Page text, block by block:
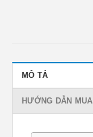
MÔ TẢ
HƯỚNG DẪN